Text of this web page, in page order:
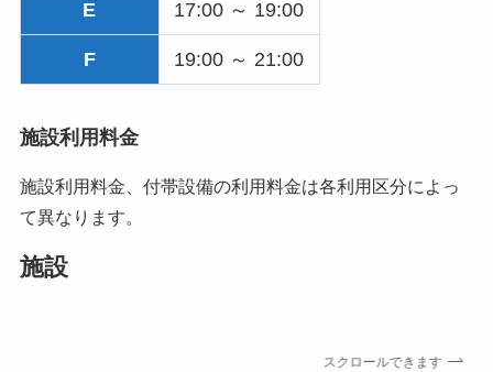
E 17:00 ～ 19:00
F 19:00 ～ 21:00
施設利用料金
施設利用料金、付帯設備の利用料金は各利用区分によっ
て異なります。
施設
スクロールできます